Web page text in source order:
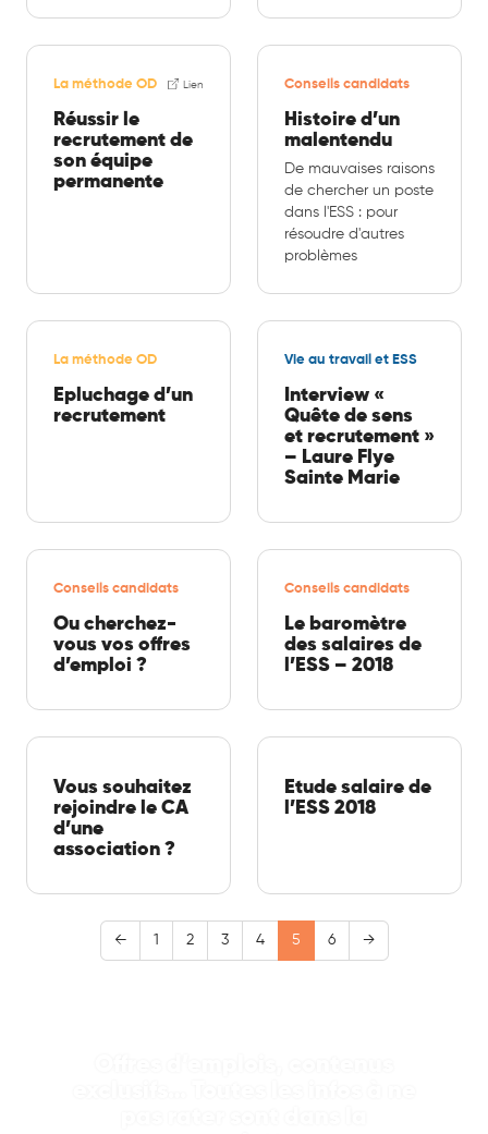
La méthode OD Lien
Réussir le
recrutement de
son équipe
permanente
Conseils candidats
Histoire d’un
malentendu
De mauvaises raisons
de chercher un poste
dans l'ESS : pour
résoudre d'autres
problèmes
La méthode OD
Epluchage d’un
recrutement
Vie au travail et ESS
Interview «
Quête de sens
et recrutement »
– Laure Flye
Sainte Marie
Conseils candidats
Ou cherchez-
vous vos offres
d’emploi ?
Conseils candidats
Le baromètre
des salaires de
l’ESS – 2018
Vous souhaitez
rejoindre le CA
d’une
association ?
Etude salaire de
l’ESS 2018
← 1 2 3 4 5 6 →